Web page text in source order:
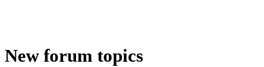
New forum topics